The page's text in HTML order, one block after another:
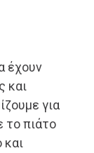
έχουν
και
για
το πιάτο
και